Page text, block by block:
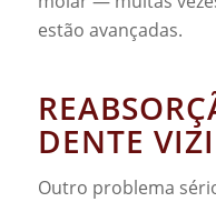
estão avançadas.
DENTE
Outro problema